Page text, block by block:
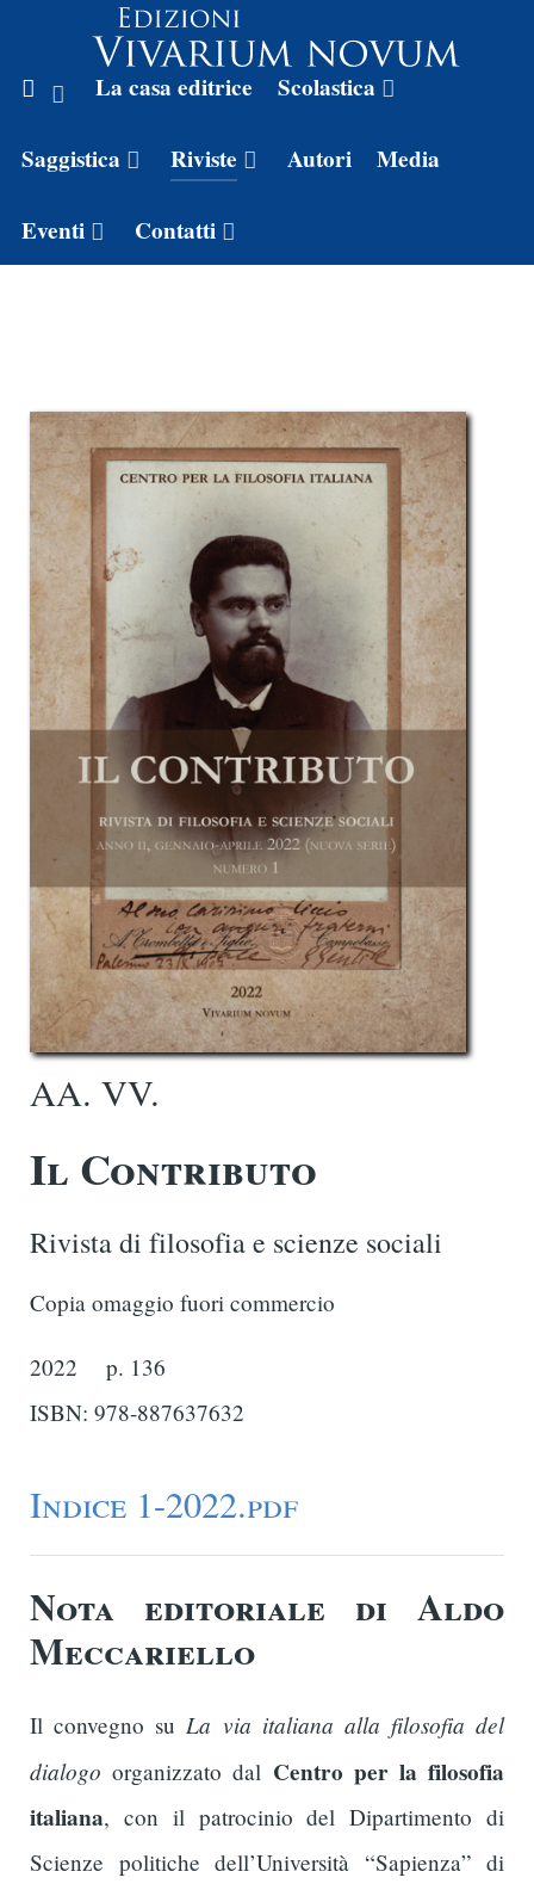
La casa editrice Scolastica
Saggistica Riviste Autori Media
Eventi Contatti
AA. VV.
Il Contributo
Rivista di filosofia e scienze sociali
Copia omaggio fuori commercio
2022
p. 136
ISBN: 978-887637632
Indice 1-2022.pdf
Nota editoriale di Aldo
Meccariello
Il convegno su La via italiana alla filosofia del
dialogo organizzato dal Centro per la filosofia
italiana, con il patrocinio del Dipartimento di
Scienze politiche dell’Università “Sapienza” di